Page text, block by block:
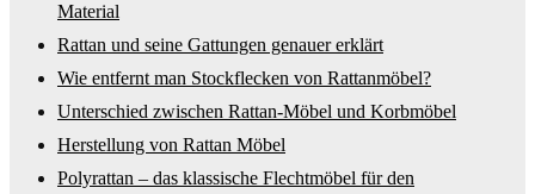
Material
Rattan und seine Gattungen genauer erklärt
Wie entfernt man Stockflecken von Rattanmöbel?
Unterschied zwischen Rattan-Möbel und Korbmöbel
Herstellung von Rattan Möbel
Polyrattan – das klassische Flechtmöbel für den